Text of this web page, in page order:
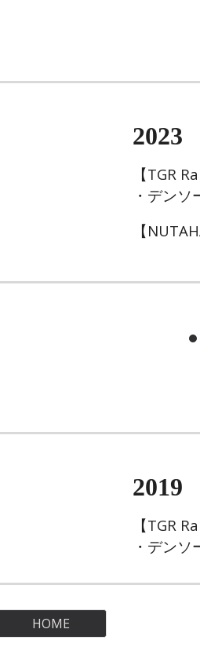
2023
【TGR
・デンソ
【
2019
【TGR
・デンソ
HOME